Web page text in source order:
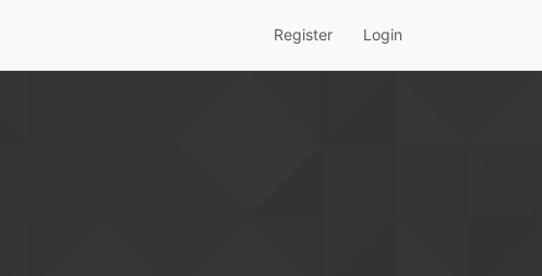
Register Login